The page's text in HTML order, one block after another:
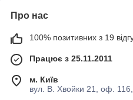
Про нас
100% позитивних з 19
Працює з 25.11.2011
м. Київ
вул. В. Хвойки 21, оф. 116,